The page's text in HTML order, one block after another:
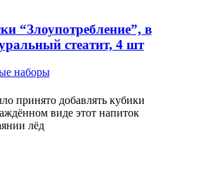
“Злоупотребление”, в
стеатит, 4 шт
наборы
принято добавлять кубики
виде этот напиток
лёд